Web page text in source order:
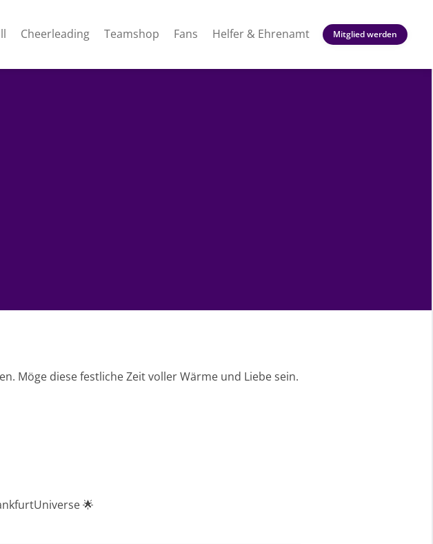
Cheerleading Teamshop Fans Helfer & Ehrenamt Mitglied werden
Möge diese festliche Zeit voller Wärme und Liebe sein.
🌟